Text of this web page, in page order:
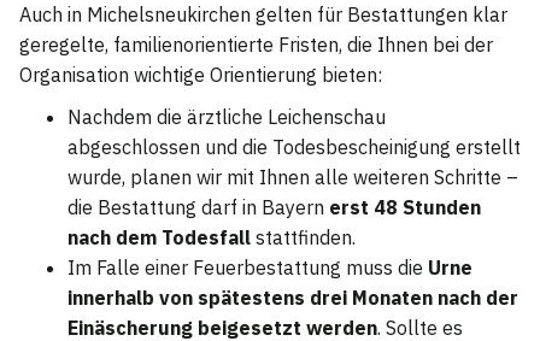
Auch in Michelsneukirchen gelten für Bestattungen klar
geregelte, familienorientierte Fristen, die Ihnen bei der
Organisation wichtige Orientierung bieten:
Nachdem die ärztliche Leichenschau
abgeschlossen und die Todesbescheinigung erstellt
wurde, planen wir mit Ihnen alle weiteren Schritte –
die Bestattung darf in Bayern erst 48 Stunden
nach dem Todesfall stattfinden.
Im Falle einer Feuerbestattung muss die Urne
innerhalb von spätestens drei Monaten nach der
Einäscherung beigesetzt werden. Sollte es